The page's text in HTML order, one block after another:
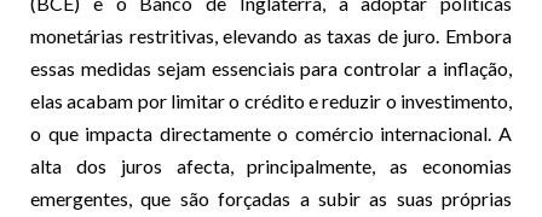
monetárias restritivas, elevando as taxas de juro. Embora
essas medidas sejam essenciais para controlar a inflação,
elas acabam por limitar o crédito e reduzir o investimento,
o que impacta directamente o comércio internacional. A
alta dos juros afecta, principalmente, as economias
emergentes, que são forçadas a subir as suas próprias